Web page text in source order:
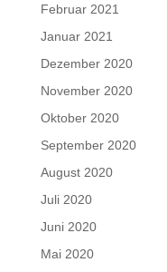
Februar 2021
Januar 2021
Dezember 2020
November 2020
Oktober 2020
September 2020
August 2020
Juli 2020
Juni 2020
Mai 2020